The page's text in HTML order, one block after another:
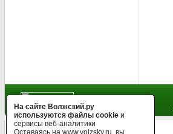
На сайте Волжский.ру
используются файлы cookie и
сервисы веб-аналитики
Оставаясь на www.volzsky.ru, вы